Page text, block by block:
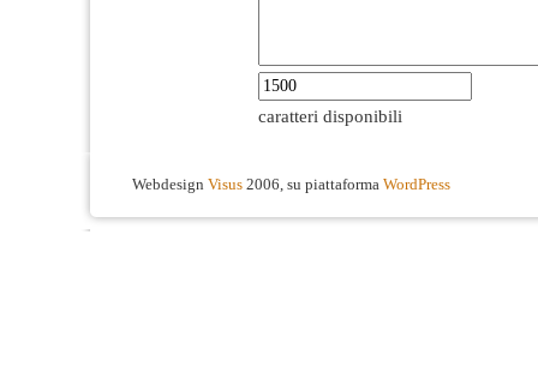
caratteri disponibili
Webdesign Visus 2006, su piattaforma WordPress